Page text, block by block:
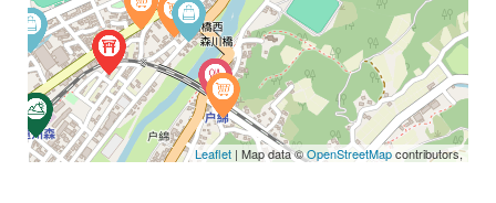
Leaflet | Map data ©OpenStreetMapcontributors,